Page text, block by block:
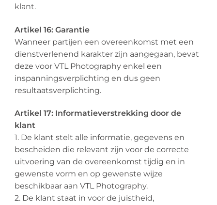
klant.
Artikel 16: Garantie
Wanneer partijen een overeenkomst met een
dienstverlenend karakter zijn aangegaan, bevat
deze voor VTL Photography enkel een
inspanningsverplichting en dus geen
resultaatsverplichting.
Artikel 17: Informatieverstrekking door de
klant
1. De klant stelt alle informatie, gegevens en
bescheiden die relevant zijn voor de correcte
uitvoering van de overeenkomst tijdig en in
gewenste vorm en op gewenste wijze
beschikbaar aan VTL Photography.
2. De klant staat in voor de juistheid,